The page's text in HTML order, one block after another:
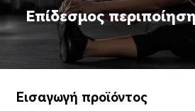
Επίδεσμος
Εισαγωγή προϊόντος